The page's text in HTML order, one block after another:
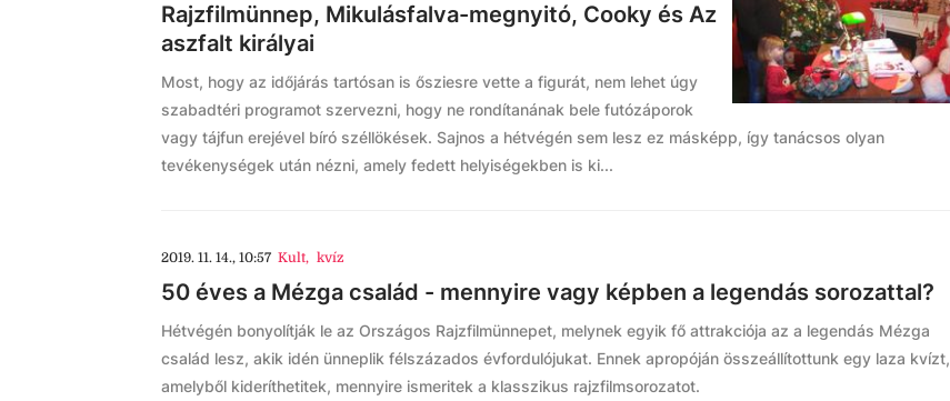
Rajzfilmünnep, Mikulásfalva-megnyitó, Cooky és Az
aszfalt királyai
Most, hogy az időjárás tartósan is ősziesre vette a figurát, nem lehet úgy
szabadtéri programot szervezni, hogy ne rondítanának bele futózáporok
vagy tájfun erejével bíró széllökések. Sajnos a hétvégén sem lesz ez másképp, így tanácsos olyan
tevékenységek után nézni, amely fedett helyiségekben is ki...
2019. 11. 14., 10:57 Kult, kvíz
50 éves a Mézga család - mennyire vagy képben a legendás sorozattal?
Hétvégén bonyolítják le az Országos Rajzfilmünnepet, melynek egyik fő attrakciója az a legendás Mézga
család lesz, akik idén ünneplik félszázados évfordulójukat. Ennek apropóján összeállítottunk egy laza kvízt,
amelyből kideríthetitek, mennyire ismeritek a klasszikus rajzfilmsorozatot.